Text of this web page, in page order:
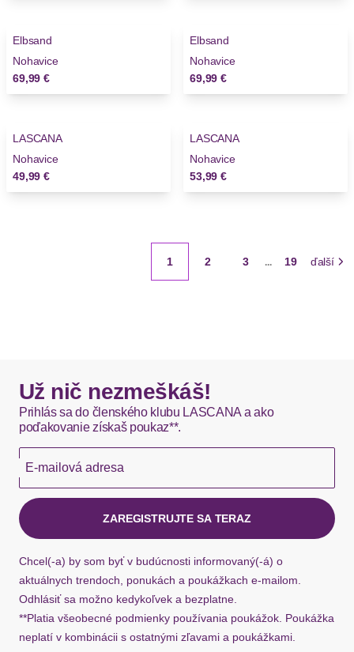
Elbsand
Nohavice
69,99 €
Elbsand
Nohavice
69,99 €
LASCANA
Nohavice
49,99 €
LASCANA
Nohavice
53,99 €
1 2 3 ... 19 ďalší
Už nič nezmeškáš!
Prihlás sa do členského klubu LASCANA a ako
poďakovanie získaš poukaz**.
E-mailová adresa
ZAREGISTRUJTE SA TERAZ
Chcel(-a) by som byť v budúcnosti informovaný(-á) o
aktuálnych trendoch, ponukách a poukážkach e-mailom.
Odhlásiť sa možno kedykoľvek a bezplatne.
**Platia všeobecné podmienky používania poukážok. Poukážka
neplatí v kombinácii s ostatnými zľavami a poukážkami.